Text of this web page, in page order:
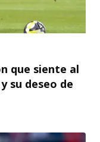
que siente al
su deseo de